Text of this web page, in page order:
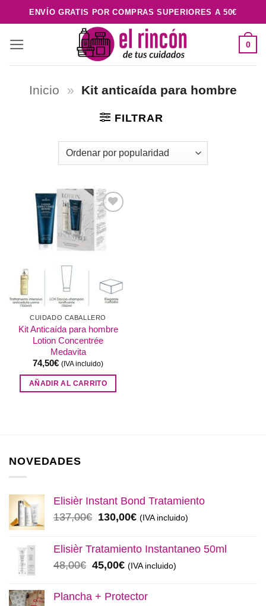
al
contenido
ENVÍO GRATIS POR COMPRAS SUPERIORES A 50€
0
Inicio » Kit anticaída para hombre
FILTRAR
Añadir
a la
lista de
CUIDADO CABALLERO
Kit Anticaída para hombre
Lotion Concentrée
Medavita
74,50€ (IVA incluido)
AÑADIR AL CARRITO
NOVEDADES
Elisièr Instant Bond Tratamiento
137,00€ El
original
137,00€.
130,00€El
actual
130,00€.
(IVA incluido)
Elisièr Tratamiento Instantaneo 50ml
48,00€ El
original
45,00€El
actual
(IVA incluido)
Plancha + Protector